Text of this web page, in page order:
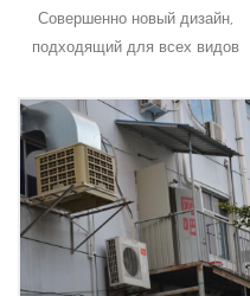
кулер 5000 поток воздуха
Совершенно новый дизайн,
подходящий для всех видов
коммерческого и
промышленного приложения
Подробнее